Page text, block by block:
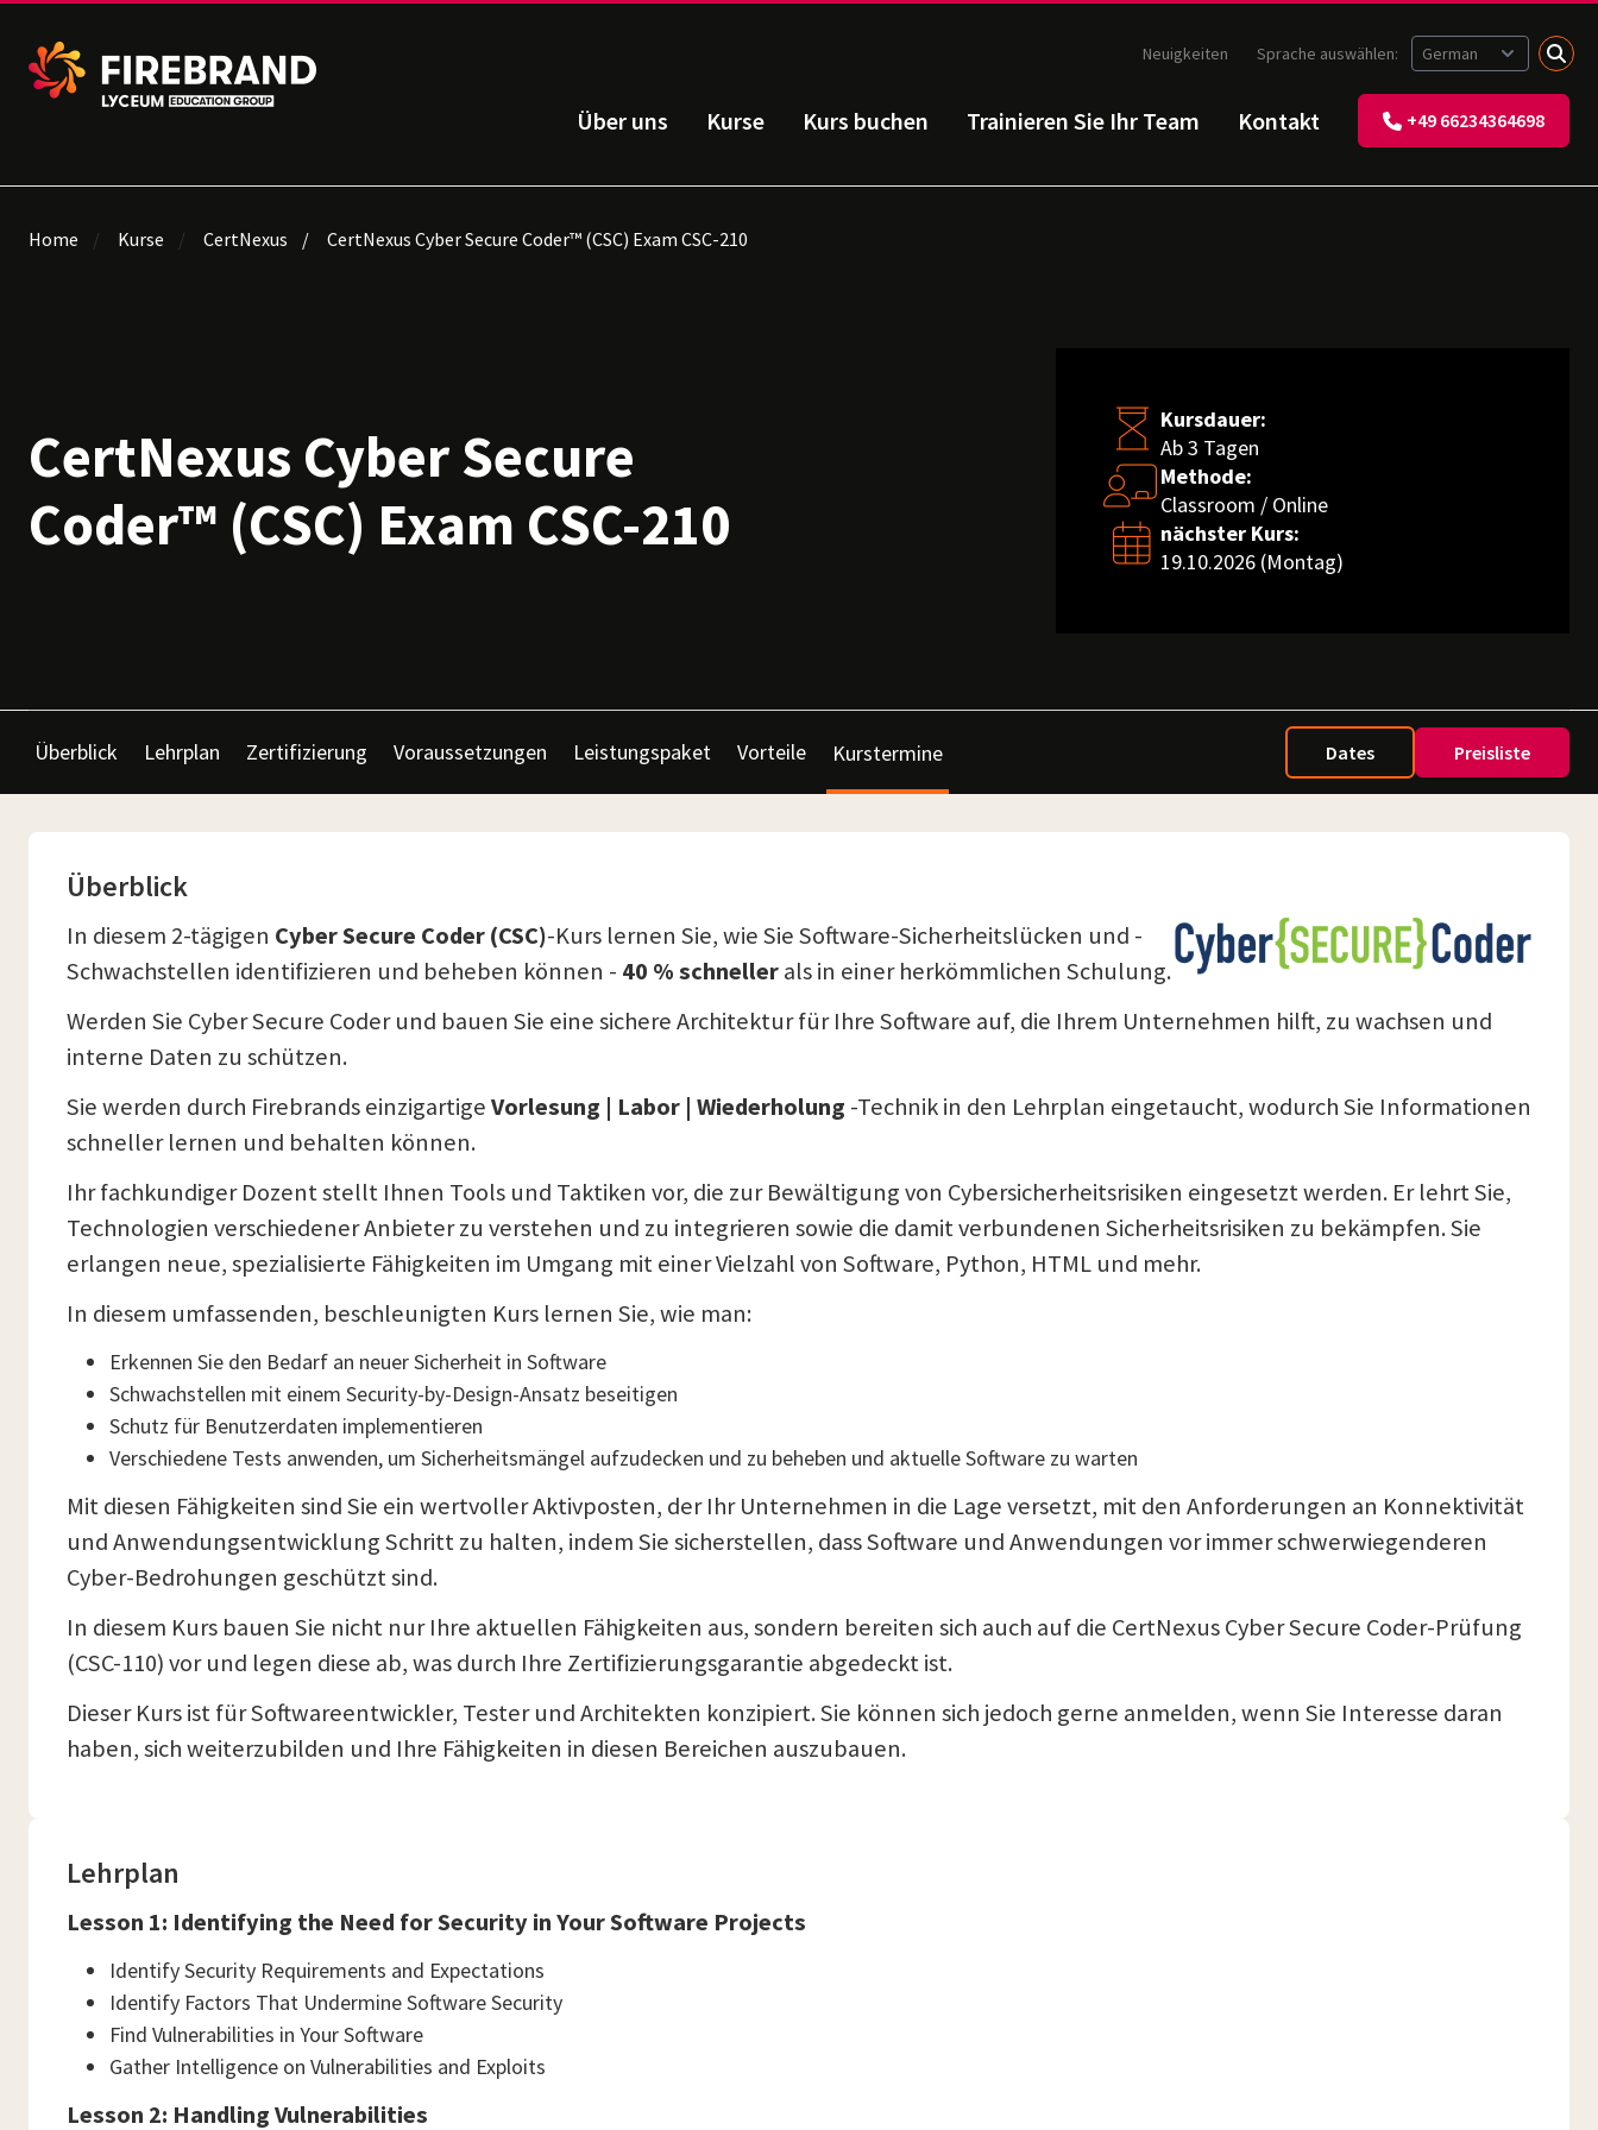
Über uns Kurse Kurs buchen Trainieren Sie Ihr Team Kontakt +49 66234364698
Neuigkeiten Sprache auswählen:
Home Kurse CertNexus CertNexus Cyber Secure Coder™ (CSC) Exam CSC-210
CertNexus Cyber Secure
Coder™ (CSC) Exam CSC-210
Kursdauer:
Ab 3 Tagen
Methode:
Classroom / Online
nächster Kurs:
19.10.2026 (Montag)
Überblick Lehrplan Zertifizierung Voraussetzungen Leistungspaket Vorteile Kurstermine Dates Preisliste
Überblick
In diesem 2-tägigen Cyber Secure Coder (CSC)-Kurs lernen Sie, wie Sie Software-Sicherheitslücken und -
Schwachstellen identifizieren und beheben können - 40 % schnellerals in einer herkömmlichen Schulung.
Werden Sie Cyber Secure Coder und bauen Sie eine sichere Architektur für Ihre Software auf, die Ihrem Unternehmen hilft, zu wachsen und
interne Daten zu schützen.
Sie werden durch Firebrands einzigartigeVorlesung | Labor | Wiederholung -Technik in den Lehrplan eingetaucht, wodurch Sie Informationen
schneller lernen und behalten können.
Ihr fachkundiger Dozent stellt Ihnen Tools und Taktiken vor, die zur Bewältigung von Cybersicherheitsrisiken eingesetzt werden. Er lehrt Sie,
Technologien verschiedener Anbieter zu verstehen und zu integrieren sowie die damit verbundenen Sicherheitsrisiken zu bekämpfen. Sie
erlangen neue, spezialisierte Fähigkeiten im Umgang mit einer Vielzahl von Software, Python, HTML und mehr.
In diesem umfassenden, beschleunigten Kurs lernen Sie, wie man:
Erkennen Sie den Bedarf an neuer Sicherheit in Software
Schwachstellen mit einem Security-by-Design-Ansatz beseitigen
Schutz für Benutzerdaten implementieren
Verschiedene Tests anwenden, um Sicherheitsmängel aufzudecken und zu beheben und aktuelle Software zu warten
Mit diesen Fähigkeiten sind Sie ein wertvoller Aktivposten, der Ihr Unternehmen in die Lage versetzt, mit den Anforderungen an Konnektivität
und Anwendungsentwicklung Schritt zu halten, indem Sie sicherstellen, dass Software und Anwendungen vor immer schwerwiegenderen
Cyber-Bedrohungen geschützt sind.
In diesem Kurs bauen Sie nicht nur Ihre aktuellen Fähigkeiten aus, sondern bereiten sich auch auf die CertNexus Cyber Secure Coder-Prüfung
(CSC-110) vor und legen diese ab, was durch Ihre Zertifizierungsgarantie abgedeckt ist.
Dieser Kurs ist für Softwareentwickler, Tester und Architekten konzipiert. Sie können sich jedoch gerne anmelden, wenn Sie Interesse daran
haben, sich weiterzubilden und Ihre Fähigkeiten in diesen Bereichen auszubauen.
Lehrplan
Lesson 1: Identifying the Need for Security in Your Software Projects
Identify Security Requirements and Expectations
Identify Factors That Undermine Software Security
Find Vulnerabilities in Your Software
Gather Intelligence on Vulnerabilities and Exploits
Lesson 2: Handling Vulnerabilities